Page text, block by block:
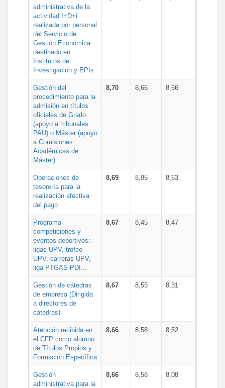
administrativa de la
actividad I+D+i
realizada por personal
del Servicio de
Gestión Económica
destinado en
Institutos de
Investigación y EPIs
Gestión del
procedimiento para la
admisión en títulos
oficiales de Grado
(apoyo a tribunales
PAU) o Máster (apoyo
a Comisiones
Académicas de
Máster)
8,70 8,66 8,66
Operaciones de
tesorería para la
realización efectiva
del pago
8,69 8,85 8,63
Programa
competiciones y
eventos deportivos:
ligas UPV, trofeo
UPV, carreras UPV,
liga PTGAS-PDI...
8,67 8,45 8,47
Gestión de cátedras
de empresa (Dirigida
a directores de
cátedras)
8,67 8,55 8,31
Atención recibida en
el CFP como alumno
de Títulos Propios y
Formación Específica
8,66 8,58 8,52
Gestión
administrativa para la
8,66 8,58 8,08